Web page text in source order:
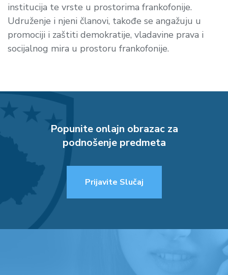
institucija te vrste u prostorima frankofonije.
Udruženje i njeni članovi, takođe se angažuju u
promociji i zaštiti demokratije, vladavine prava i
socijalnog mira u prostoru frankofonije.
Popunite onlajn obrazac za
podnošenje predmeta
Prijavite Slučaj